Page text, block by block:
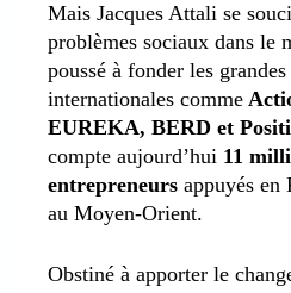
Mais Jacques Attali se
problèmes sociaux dans le
poussé à fonder les
internationales comme
EUREKA, BERD et
compte aujourd’hui 11
entrepreneurs appuyés en
au Moyen-Orient.
Obstiné à apporter le